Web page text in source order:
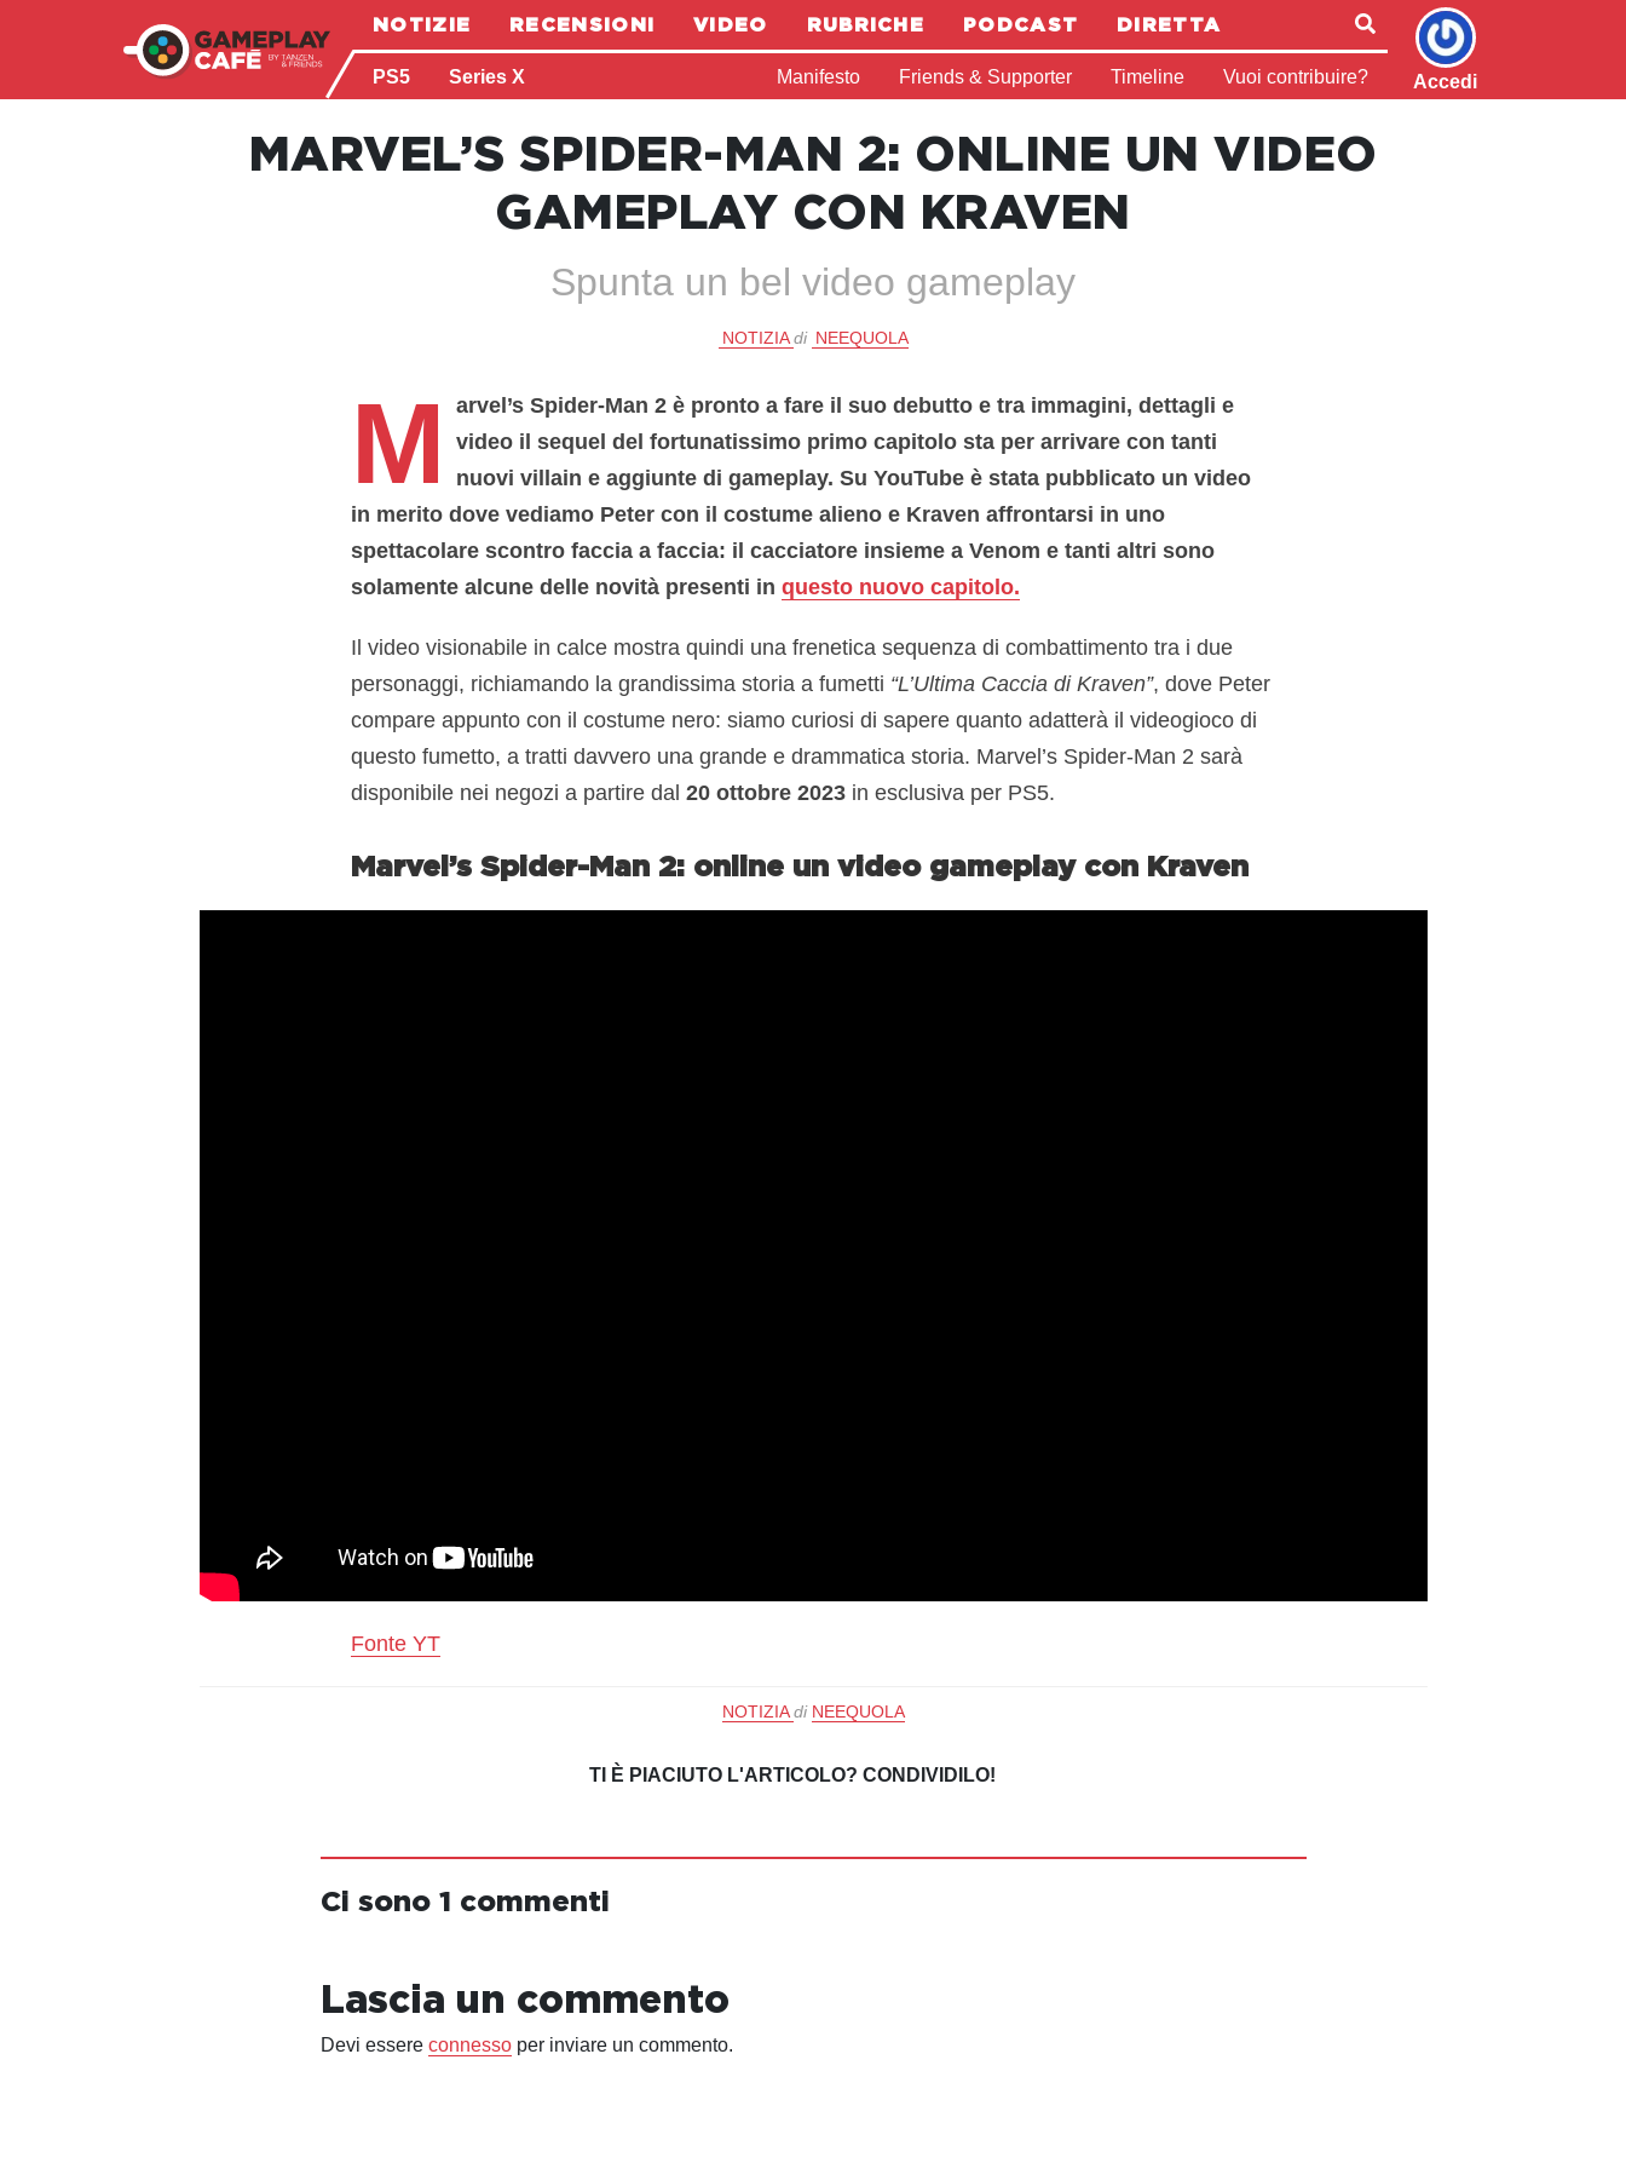
NOTIZIE RECENSIONI VIDEO RUBRICHE PODCAST DIRETTA
PS5 Series X Manifesto Friends & Supporter Timeline Vuoi contribuire? Accedi
MARVEL’S SPIDER-MAN 2: ONLINE UN VIDEO
GAMEPLAY CON KRAVEN
Spunta un bel video gameplay
NOTIZIA di NEEQUOLA
M
arvel’s Spider-Man 2 è pronto a fare il suo debutto e tra immagini, dettagli e
video il sequel del fortunatissimo primo capitolo sta per arrivare con tanti
nuovi villain e aggiunte di gameplay. Su YouTube è stata pubblicato un video
in merito dove vediamo Peter con il costume alieno e Kraven affrontarsi in uno
spettacolare scontro faccia a faccia: il cacciatore insieme a Venom e tanti altri sono
solamente alcune delle novità presenti in questo nuovo capitolo.
Il video visionabile in calce mostra quindi una frenetica sequenza di combattimento tra i due
personaggi, richiamando la grandissima storia a fumetti “L’Ultima Caccia di Kraven”, dove Peter
compare appunto con il costume nero: siamo curiosi di sapere quanto adatterà il videogioco di
questo fumetto, a tratti davvero una grande e drammatica storia. Marvel’s Spider-Man 2 sarà
disponibile nei negozi a partire dal 20 ottobre 2023in esclusiva per PS5.
Marvel’s Spider-Man 2: online un video gameplay con Kraven
Fonte YT
NOTIZIA di NEEQUOLA
TI È PIACIUTO L'ARTICOLO? CONDIVIDILO!
Ci sono 1 commenti
Lascia un commento
Devi essere connessoper inviare un commento.